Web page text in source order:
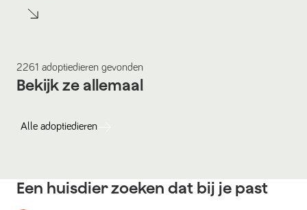
2261 adoptiedieren gevonden
Bekijk ze allemaal
Alle adoptiedieren
Een huisdier zoeken dat bij je past